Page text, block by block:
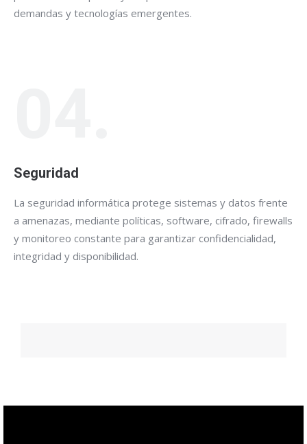
demandas y tecnologías emergentes.
Seguridad
La seguridad informática protege sistemas y datos frente
a amenazas, mediante políticas, software, cifrado, firewalls
y monitoreo constante para garantizar confidencialidad,
integridad y disponibilidad.